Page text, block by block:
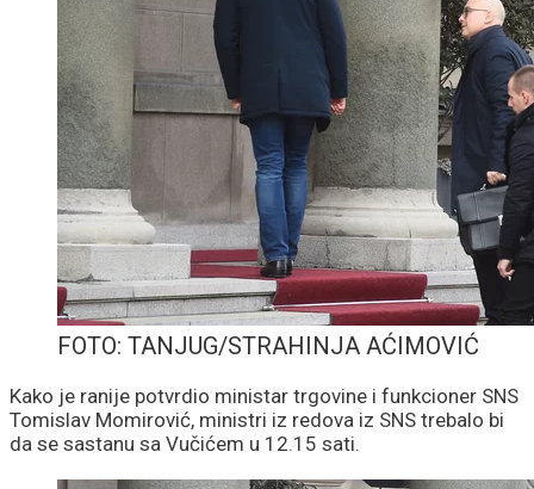
FOTO: TANJUG/STRAHINJA AĆIMOVIĆ
Kako je ranije potvrdio ministar trgovine i funkcioner SNS
Tomislav Momirović, ministri iz redova iz SNS trebalo bi
da se sastanu sa Vučićem u 12.15 sati.